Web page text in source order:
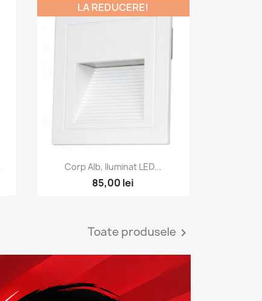
Vizualizare rapida
Corp Alb, Iluminat LED...
85,00 lei
LA REDUCERE!
Toate produsele 